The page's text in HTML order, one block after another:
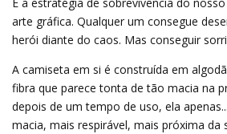
arte gráfica. Qualquer um consegue
herói diante do caos. Mas conseguir
A camiseta em si é construída em
fibra que parece tonta de tão macia na
depois de um tempo de uso, ela
macia, mais respirável, mais próxima da